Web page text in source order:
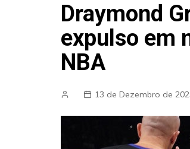
Draymond
expulso em
NBA
13 de Dezembro de